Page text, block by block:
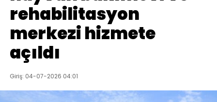
rehabilitasyon
merkezi hizmete
açıldı
Giriş: 04-07-2026 04:01